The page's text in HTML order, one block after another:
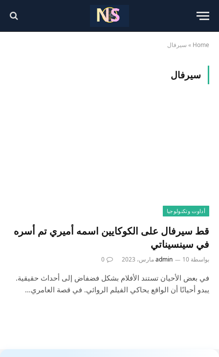
Home
» سيرفال
سيرفال
أداوت وتكنولوجيا
قط سيرفال على الكوكايين اسمه أميري تم أسره
في سينسيناتي
بواسطة admin 10 مارس، 2023 0
في بعض الأحيان تستند الأفلام بشكل فضفاض إلى أحداث حقيقية.
يبدو أحيانًا أن الواقع يحاكي الفيلم الروائي. في قصة العامري…